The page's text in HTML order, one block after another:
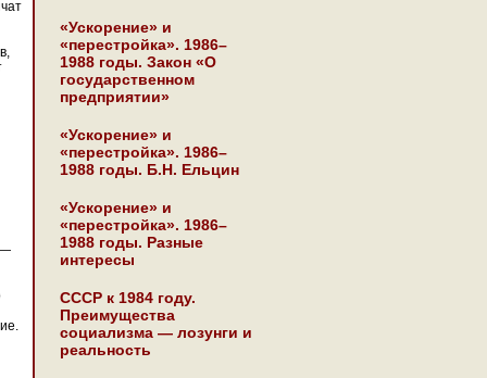
—
«Ускорение» и
«перестройка». 1986–
1988 годы. Закон «О
государственном
предприятии»
«Ускорение» и
«перестройка». 1986–
1988 годы. Б.Н. Ельцин
«Ускорение» и
«перестройка». 1986–
1988 годы. Разные
интересы
СССР к 1984 году.
Преимущества
социализма — лозунги и
реальность